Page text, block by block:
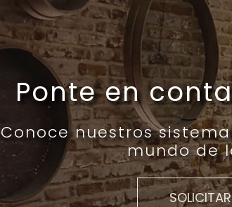
Ponte en
Conoce nuestros
mundo de